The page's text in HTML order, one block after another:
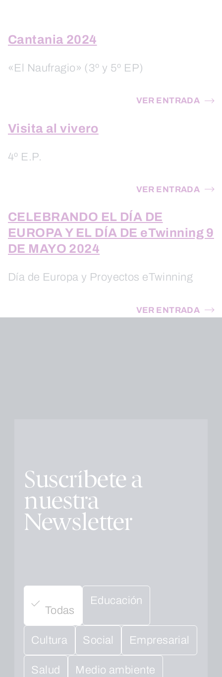
Cantania 2024
«El Naufragio» (3º y 5º EP)
VER ENTRADA
Visita al vivero
4º E.P.
VER ENTRADA
CELEBRANDO EL DÍA DE
EUROPA Y EL DÍA DE eTwinning 9
DE MAYO 2024
Día de Europa y Proyectos eTwinning
VER ENTRADA
Suscríbete a
nuestra
Newsletter
Todas
Educación
Cultura Social Empresarial
Salud Medio ambiente